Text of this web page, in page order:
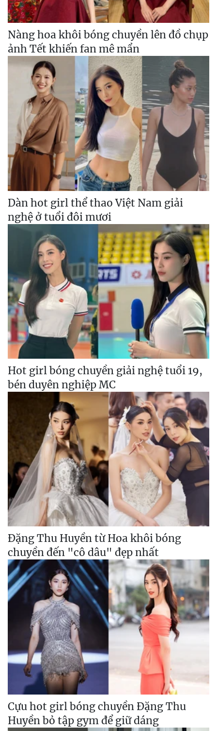
Nàng hoa khôi bóng chuyền lên đồ chụp
ảnh Tết khiến fan mê mẩn
Dàn hot girl thể thao Việt Nam giải
nghệ ở tuổi đôi mươi
Hot girl bóng chuyền giải nghệ tuổi 19,
bén duyên nghiệp MC
Đặng Thu Huyền từ Hoa khôi bóng
chuyền đến "cô dâu" đẹp nhất
Cựu hot girl bóng chuyền Đặng Thu
Huyền bỏ tập gym để giữ dáng